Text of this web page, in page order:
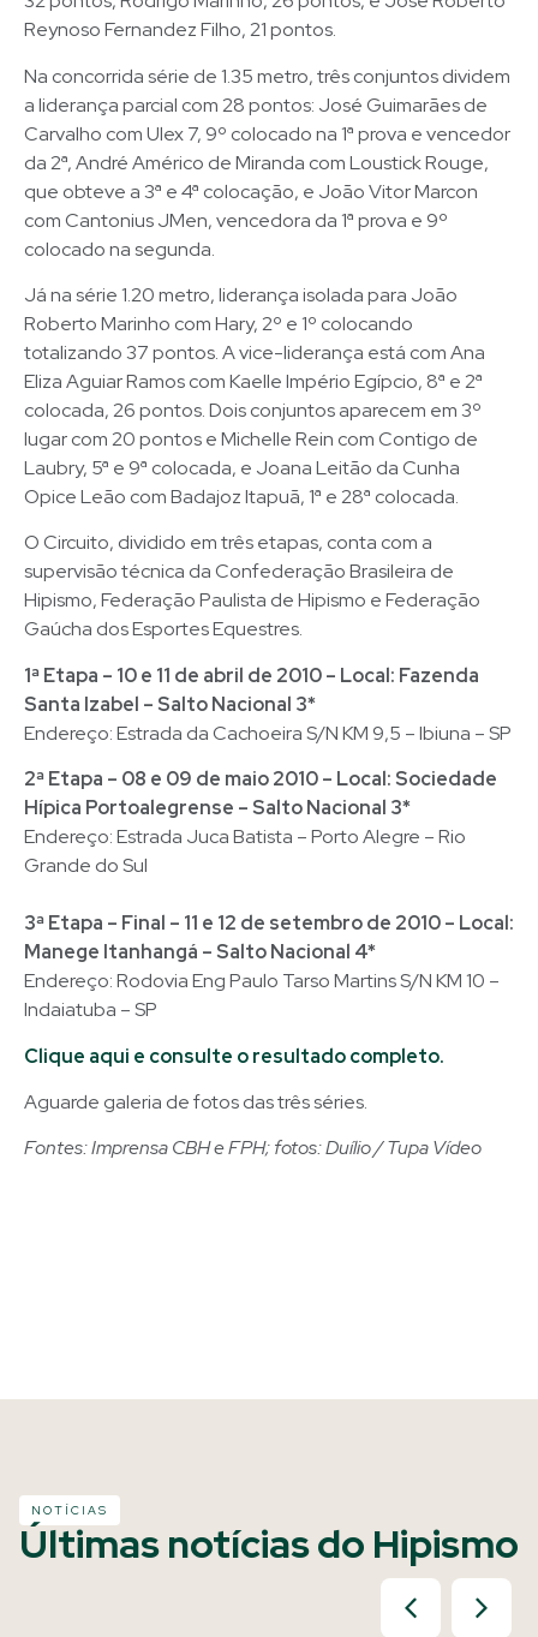
Reynoso Fernandez Filho, 21 pontos.
Na concorrida série de 1.35 metro, três conjuntos dividem
a liderança parcial com 28 pontos: José Guimarães de
Carvalho com Ulex 7, 9º colocado na 1ª prova e vencedor
da 2ª, André Américo de Miranda com Loustick Rouge,
que obteve a 3ª e 4ª colocação, e João Vitor Marcon
com Cantonius JMen, vencedora da 1ª prova e 9º
colocado na segunda.
Já na série 1.20 metro, liderança isolada para João
Roberto Marinho com Hary, 2º e 1º colocando
totalizando 37 pontos. A vice-liderança está com Ana
Eliza Aguiar Ramos com Kaelle Império Egípcio, 8ª e 2ª
colocada, 26 pontos. Dois conjuntos aparecem em 3º
lugar com 20 pontos e Michelle Rein com Contigo de
Laubry, 5ª e 9ª colocada, e Joana Leitão da Cunha
Opice Leão com Badajoz Itapuã, 1ª e 28ª colocada.
O Circuito, dividido em três etapas, conta com a
supervisão técnica da Confederação Brasileira de
Hipismo, Federação Paulista de Hipismo e Federação
Gaúcha dos Esportes Equestres.
1ª Etapa – 10 e 11 de abril de 2010 – Local: Fazenda
Santa Izabel – Salto Nacional 3*
Endereço: Estrada da Cachoeira S/N KM 9,5 – Ibiuna – SP
2ª Etapa – 08 e 09 de maio 2010 – Local: Sociedade
Hípica Portoalegrense – Salto Nacional 3*
Endereço: Estrada Juca Batista – Porto Alegre – Rio
Grande do Sul
3ª Etapa – Final – 11 e 12 de setembro de 2010 – Local:
Manege Itanhangá – Salto Nacional 4*
Endereço: Rodovia Eng Paulo Tarso Martins S/N KM 10 –
Indaiatuba – SP
Clique aqui e consulte o resultado completo.
Aguarde galeria de fotos das três séries.
Fontes: Imprensa CBH e FPH; fotos: Duílio / Tupa Vídeo
NOTÍCIAS
Últimas notícias do Hipismo